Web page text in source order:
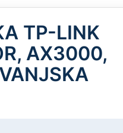
TP-LINK
AX3000,